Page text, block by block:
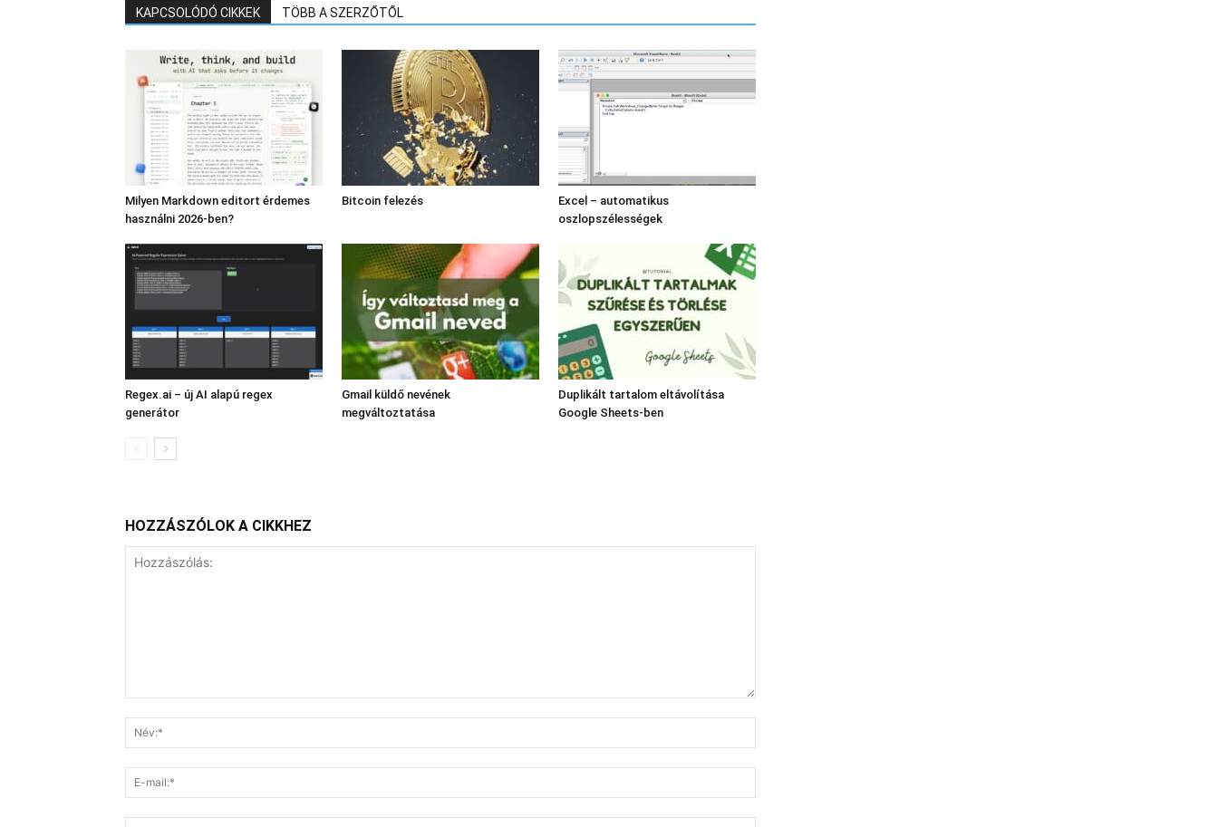
KAPCSOLÓDÓ CIKKEK TÖBB A SZERZŐTŐL
Milyen Markdown editort érdemes
használni 2026-ben?
Bitcoin felezés
Excel – automatikus
oszlopszélességek
Regex.ai – új AI alapú regex
generátor
Gmail küldő nevének
megváltoztatása
Duplikált tartalom eltávolítása
Google Sheets-ben
HOZZÁSZÓLOK A CIKKHEZ